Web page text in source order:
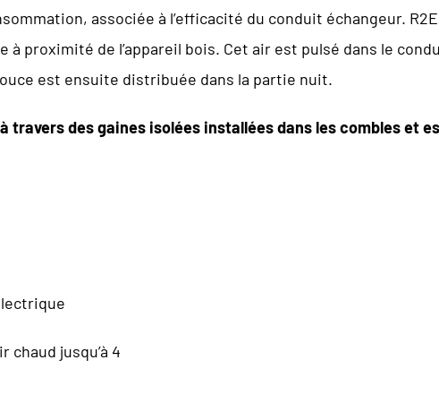
associée à l’efficacité du conduit échangeur.
à proximité de l’appareil bois. Cet air est pulsé dans le
est ensuite distribuée dans la partie nuit.
travers des gaines isolées installées dans les combles et
chaud jusqu’à 4